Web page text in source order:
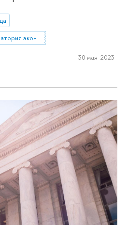
Проектно-учебная лаборатория экономической журналистики
30 мая 2023